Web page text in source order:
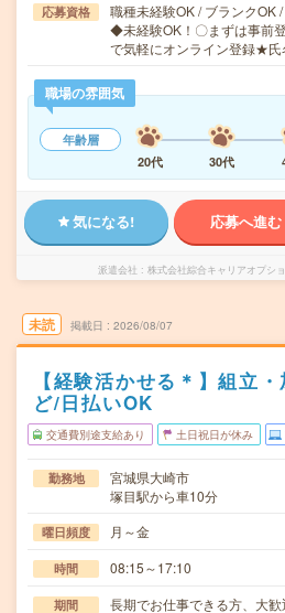
応募資格
職種未経験OK / ブランクOK
◆未経験OK！〇まずは事前
で気軽にオンライン登録★
職場の雰囲気
年齢層
20代
30代
気になる! 応募へ進む
派遣会社 株式会社綜合キャリアオプシ
未読 掲載日 2026/08/07
【経験活かせる＊】組立
ど/日払いOK
交通費別途支給あり 土日祝日が休み
勤務地
宮城県大崎市
塚目駅から車10分
曜日頻度 月～金
時間 08:15～17:10
期間 長期でお仕事できる方、大歓